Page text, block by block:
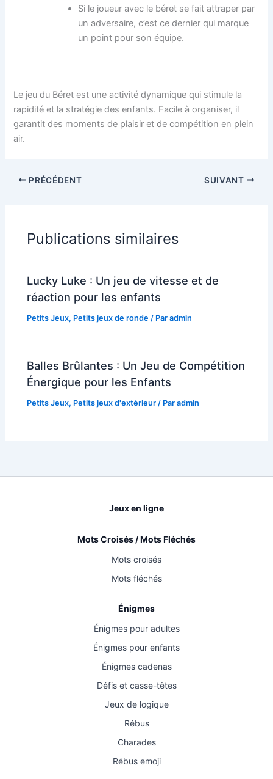
Si le joueur avec le béret se fait attraper par
un adversaire, c’est ce dernier qui marque
un point pour son équipe.
Le jeu du Béret est une activité dynamique qui stimule la
rapidité et la stratégie des enfants. Facile à organiser, il
garantit des moments de plaisir et de compétition en plein
air.
PRÉCÉDENT SUIVANT
Publications similaires
Lucky Luke : Un jeu de vitesse et de
réaction pour les enfants
Petits Jeux, Petits jeux de ronde / Paradmin
Balles Brûlantes : Un Jeu de Compétition
Énergique pour les Enfants
Petits Jeux, Petits jeux d'extérieur / Paradmin
Jeux en ligne
Mots Croisés / Mots Fléchés
Mots croisés
Mots fléchés
Énigmes
Énigmes pour adultes
Énigmes pour enfants
Énigmes cadenas
Défis et casse-têtes
Jeux de logique
Rébus
Charades
Rébus emoji